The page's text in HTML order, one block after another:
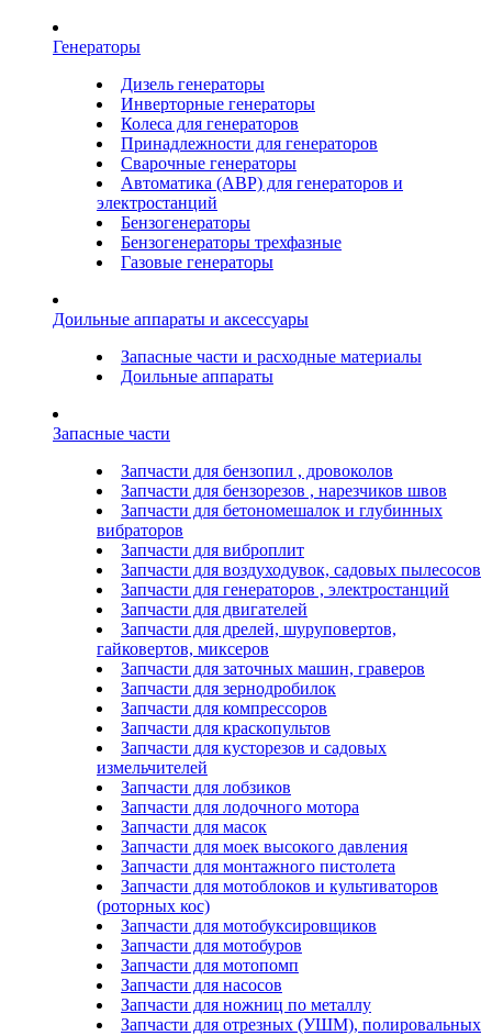
Генераторы
Дизель генераторы
Инверторные генераторы
Колеса для генераторов
Принадлежности для генераторов
Сварочные генераторы
Автоматика (АВР) для генераторов и
электростанций
Бензогенераторы
Бензогенераторы трехфазные
Газовые генераторы
Доильные аппараты и аксессуары
Запасные части и расходные материалы
Доильные аппараты
Запасные части
Запчасти для бензопил , дровоколов
Запчасти для бензорезов , нарезчиков швов
Запчасти для бетономешалок и глубинных
вибраторов
Запчасти для виброплит
Запчасти для воздуходувок, садовых пылесосов
Запчасти для генераторов , электростанций
Запчасти для двигателей
Запчасти для дрелей, шуруповертов,
гайковертов, миксеров
Запчасти для заточных машин, граверов
Запчасти для зернодробилок
Запчасти для компрессоров
Запчасти для краскопультов
Запчасти для кусторезов и садовых
измельчителей
Запчасти для лобзиков
Запчасти для лодочного мотора
Запчасти для масок
Запчасти для моек высокого давления
Запчасти для монтажного пистолета
Запчасти для мотоблоков и культиваторов
(роторных кос)
Запчасти для мотобуксировщиков
Запчасти для мотобуров
Запчасти для мотопомп
Запчасти для насосов
Запчасти для ножниц по металлу
Запчасти для отрезных (УШМ), полировальных